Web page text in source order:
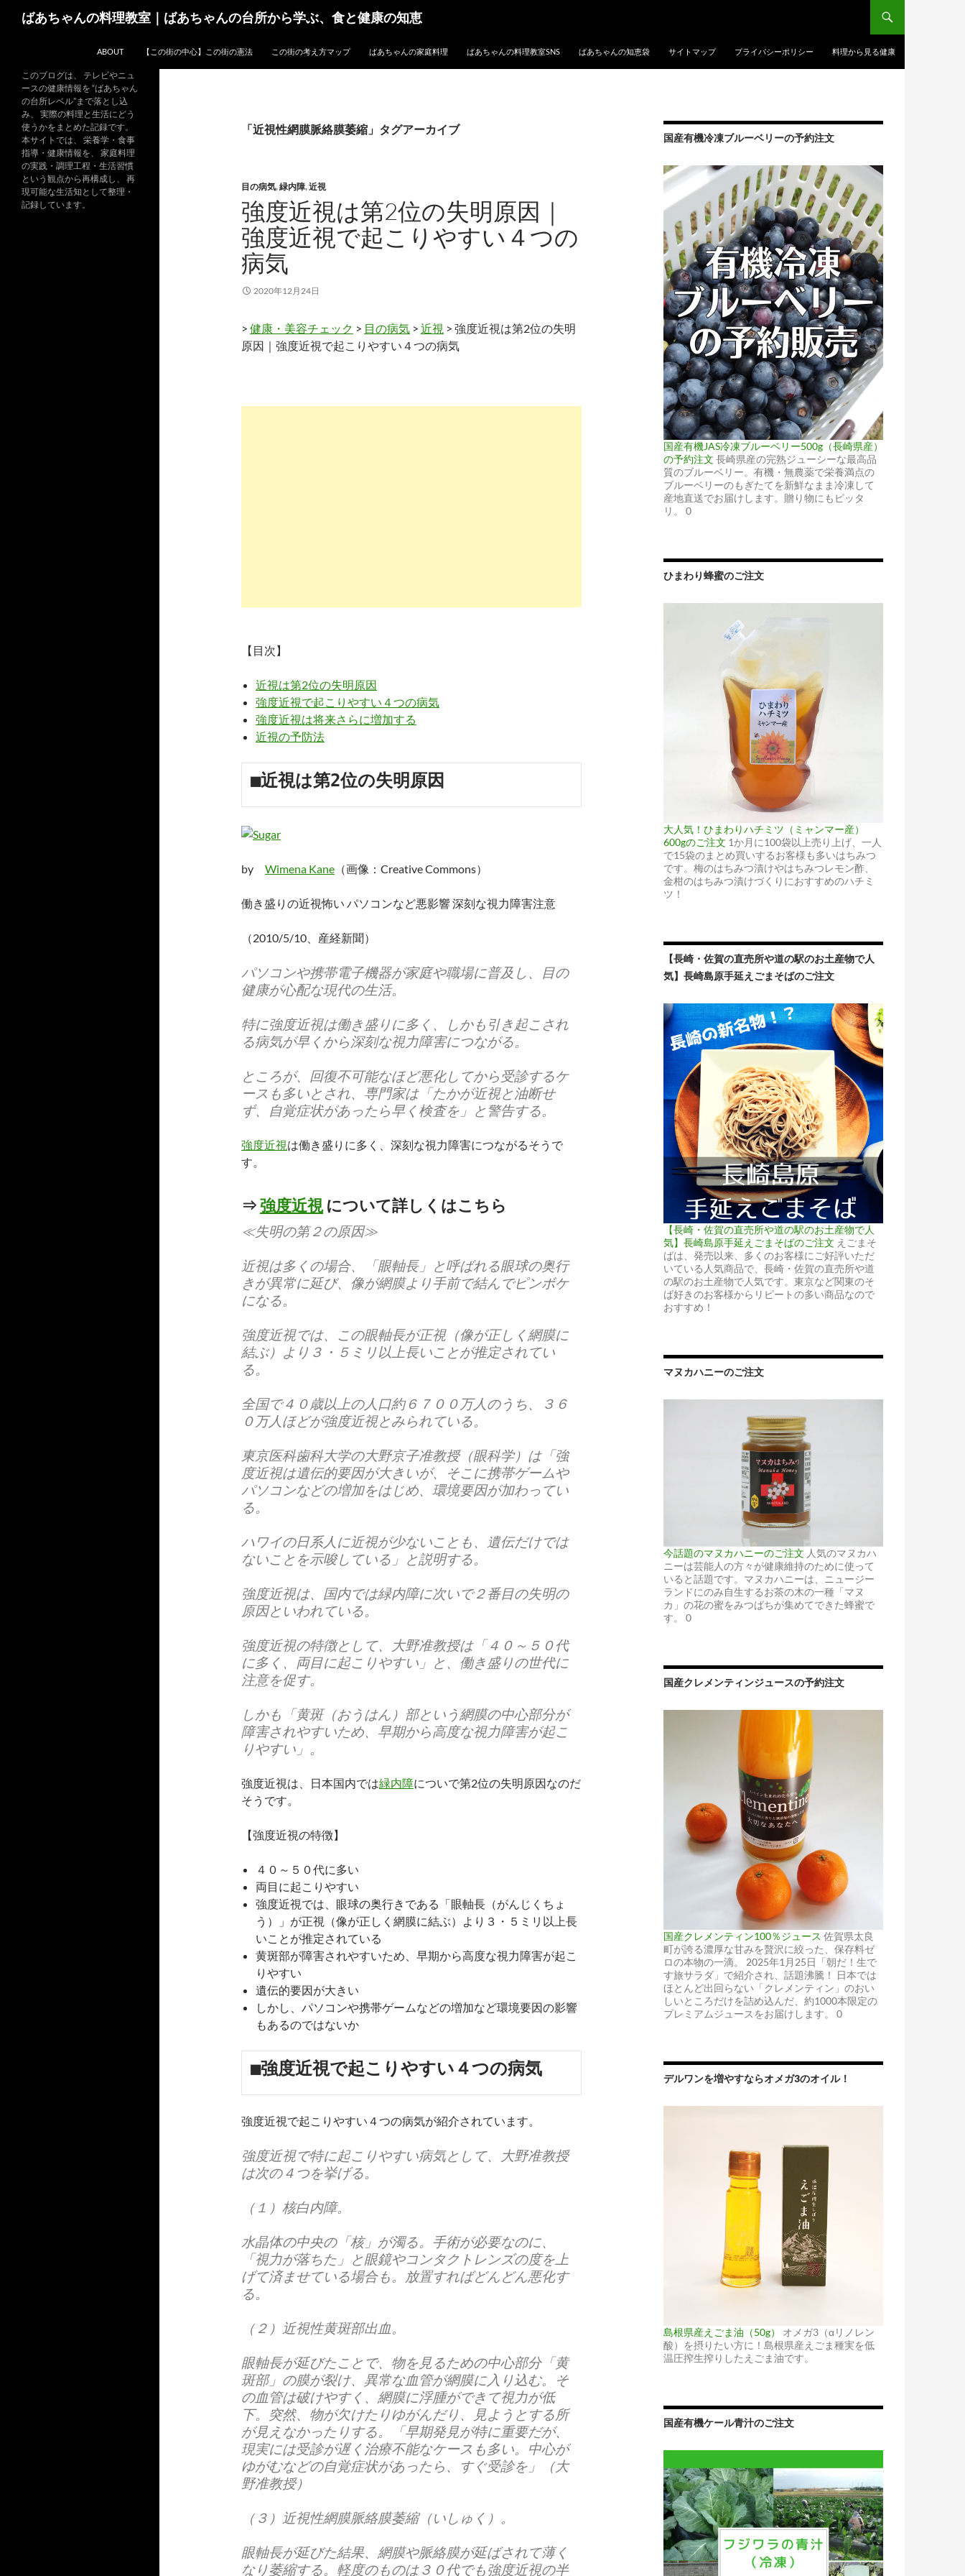
ばあちゃんの料理教室｜ばあちゃんの台所から学ぶ、食と健康の知恵
ABOUT 【この街の中心】この街の憲法 この街の考え方マップ ばあちゃんの家庭料理 ばあちゃんの料理教室SNS ばあちゃんの知恵袋 サイトマップ プライバシーポリシー 料理から見る健康
「近視性網膜脈絡膜萎縮」タグアーカイブ
目の病気,緑内障,近視
強度近視は第2位の失明原因｜
強度近視で起こりやすい４つの
病気
2020年12月24日
> 健康・美容チェック > 目の病気 > 近視 > 強度近視は第2位の失明
原因｜強度近視で起こりやすい４つの病気
【目次】
近視は第2位の失明原因
強度近視で起こりやすい４つの病気
強度近視は将来さらに増加する
近視の予防法
■近視は第2位の失明原因
by Wimena Kane （画像：Creative Commons）
働き盛りの近視怖い パソコンなど悪影響 深刻な視力障害注意
（2010/5/10、産経新聞）
パソコンや携帯電子機器が家庭や職場に普及し、目の
健康が心配な現代の生活。
特に強度近視は働き盛りに多く、しかも引き起こされ
る病気が早くから深刻な視力障害につながる。
ところが、回復不可能なほど悪化してから受診するケ
ースも多いとされ、専門家は「たかが近視と油断せ
ず、自覚症状があったら早く検査を」と警告する。
強度近視は働き盛りに多く、深刻な視力障害につながるそうで
す。
⇒強度近視について詳しくはこちら
≪失明の第２の原因≫
近視は多くの場合、「眼軸長」と呼ばれる眼球の奥行
きが異常に延び、像が網膜より手前で結んでピンボケ
になる。
強度近視では、この眼軸長が正視（像が正しく網膜に
結ぶ）より３・５ミリ以上長いことが推定されてい
る。
全国で４０歳以上の人口約６７００万人のうち、３６
０万人ほどが強度近視とみられている。
東京医科歯科大学の大野京子准教授（眼科学）は「強
度近視は遺伝的要因が大きいが、そこに携帯ゲームや
パソコンなどの増加をはじめ、環境要因が加わってい
る。
ハワイの日系人に近視が少ないことも、遺伝だけでは
ないことを示唆している」と説明する。
強度近視は、国内では緑内障に次いで２番目の失明の
原因といわれている。
強度近視の特徴として、大野准教授は「４０～５０代
に多く、両目に起こりやすい」と、働き盛りの世代に
注意を促す。
しかも「黄斑（おうはん）部という網膜の中心部分が
障害されやすいため、早期から高度な視力障害が起こ
りやすい」。
強度近視は、日本国内では緑内障についで第2位の失明原因なのだ
そうです。
【強度近視の特徴】
４０～５０代に多い
両目に起こりやすい
強度近視では、眼球の奥行きである「眼軸長（がんじくちょ
う）」が正視（像が正しく網膜に結ぶ）より３・５ミリ以上長
いことが推定されている
黄斑部が障害されやすいため、早期から高度な視力障害が起こ
りやすい
遺伝的要因が大きい
しかし、パソコンや携帯ゲームなどの増加など環境要因の影響
もあるのではないか
■強度近視で起こりやすい４つの病気
強度近視で起こりやすい４つの病気が紹介されています。
強度近視で特に起こりやすい病気として、大野准教授
は次の４つを挙げる。
（１）核白内障。
水晶体の中央の「核」が濁る。手術が必要なのに、
「視力が落ちた」と眼鏡やコンタクトレンズの度を上
げて済ませている場合も。放置すればどんどん悪化す
る。
（２）近視性黄斑部出血。
眼軸長が延びたことで、物を見るための中心部分「黄
斑部」の膜が裂け、異常な血管が網膜に入り込む。そ
の血管は破けやすく、網膜に浮腫ができて視力が低
下。突然、物が欠けたりゆがんだり、見ようとする所
が見えなかったりする。「早期発見が特に重要だが、
現実には受診が遅く治療不能なケースも多い。中心が
ゆがむなどの自覚症状があったら、すぐ受診を」（大
野准教授）
（３）近視性網膜脈絡膜萎縮（いしゅく）。
眼軸長が延びた結果、網膜や脈絡膜が延ばされて薄く
なり萎縮する。軽度のものは３０代でも強度近視の半
国産有機冷凍ブルーベリーの予約注文
国産有機JAS冷凍ブルーベリー500g（長崎県産）
の予約注文 長崎県産の完熟ジューシーな最高品
質のブルーベリー。有機・無農薬で栄養満点の
ブルーベリーのもぎたてを新鮮なまま冷凍して
産地直送でお届けします。贈り物にもピッタ
リ。 0
ひまわり蜂蜜のご注文
大人気！ひまわりハチミツ（ミャンマー産）
600gのご注文 1か月に100袋以上売り上げ、一人
で15袋のまとめ買いするお客様も多いはちみつ
です。梅のはちみつ漬けやはちみつレモン酢、
金柑のはちみつ漬けづくりにおすすめのハチミ
ツ！
【長崎・佐賀の直売所や道の駅のお土産物で人
気】長崎島原手延えごまそばのご注文
【長崎・佐賀の直売所や道の駅のお土産物で人
気】長崎島原手延えごまそばのご注文 えごまそ
ばは、発売以来、多くのお客様にご好評いただ
いている人気商品で、長崎・佐賀の直売所や道
の駅のお土産物で人気です。東京など関東のそ
ば好きのお客様からリピートの多い商品なので
おすすめ！
マヌカハニーのご注文
今話題のマヌカハニーのご注文 人気のマヌカハ
ニーは芸能人の方々が健康維持のために使って
いると話題です。マヌカハニーは、ニュージー
ランドにのみ自生するお茶の木の一種「マヌ
カ」の花の蜜をみつばちが集めてできた蜂蜜で
す。 0
国産クレメンティンジュースの予約注文
国産クレメンティン100％ジュース 佐賀県太良
町が誇る濃厚な甘みを贅沢に絞った、保存料ゼ
ロの本物の一滴。 2025年1月25日「朝だ！生で
す旅サラダ」で紹介され、話題沸騰！ 日本では
ほとんど出回らない「クレメンティン」のおい
しいところだけを詰め込んだ、約1000本限定の
プレミアムジュースをお届けします。 0
デルワンを増やすならオメガ3のオイル！
島根県産えごま油（50g）
オメガ3（αリノレン
酸）を摂りたい方に！島根県産えごま種実を低
温圧搾生搾りしたえごま油です。
国産有機ケール青汁のご注文
このブログは、 テレビやニュ
ースの健康情報を “ばあちゃん
の台所レベル”まで落とし込
み、 実際の料理と生活にどう
使うかをまとめた記録です。
本サイトでは、 栄養学・食事
指導・健康情報を、 家庭料理
の実践・調理工程・生活習慣
という観点から再構成し、 再
現可能な生活知として整理・
記録しています。